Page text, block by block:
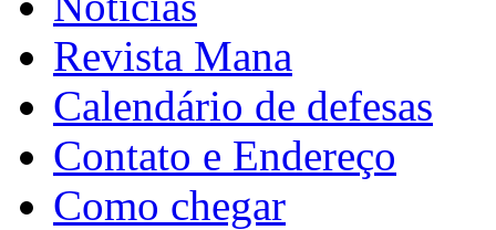
Revista Mana
Calendário de defesas
Contato e Endereço
Como chegar